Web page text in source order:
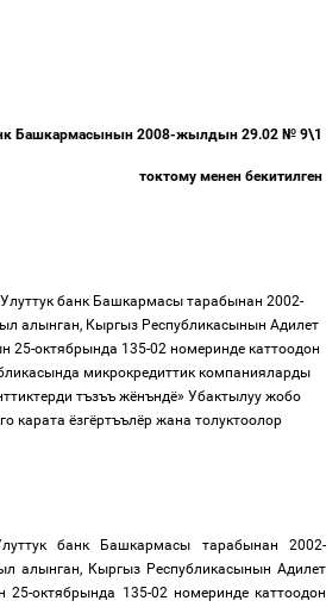
Башкармасынын 2008-жылдын 29.02 № 9\1
токтому менен бекитилген
Улуттук банк Башкармасы тарабынан 2002-
алынган, Кыргыз Республикасынын Адилет
25-октябрында 135-02 номеринде каттоодон
микрокредиттик компанияларды
тъзъъ жёнъндё» Убактылуу жобо
карата ёзгёртъълёр жана толуктоолор
банк Башкармасы тарабынан2002-
алынган, Кыргыз Республикасынын Адилет
25-октябрында 135-02 номеринде каттоодон